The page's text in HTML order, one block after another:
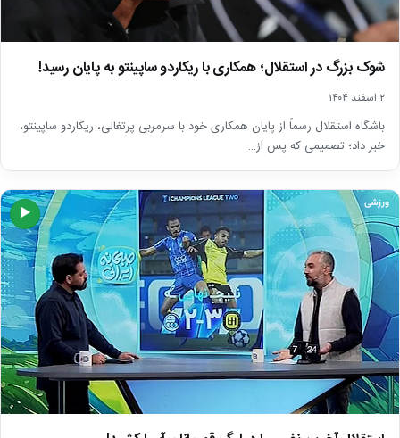
شوک بزرگ در استقلال؛ همکاری با ریکاردو ساپینتو به پایان رسید!
۲ اسفند ۱۴۰۴
باشگاه استقلال رسماً از پایان همکاری خود با سرمربی پرتغالی، ریکاردو ساپینتو،
خبر داد؛ تصمیمی که پس از…
▶
ورزشی